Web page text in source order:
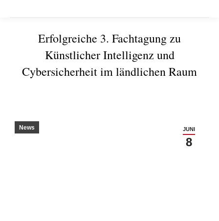
Erfolgreiche 3. Fachtagung zu
Künstlicher Intelligenz und
Cybersicherheit im ländlichen Raum
JUNI
8
News